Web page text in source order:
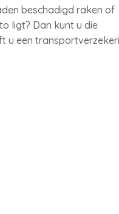
beschadigd raken of
ligt? Dan kunt u die
u een